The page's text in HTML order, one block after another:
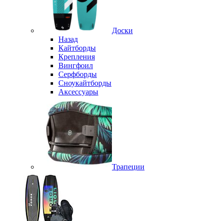
Доски
Назад
Кайтборды
Крепления
Вингфоил
Серфборды
Сноукайтборды
Аксессуары
Трапеции